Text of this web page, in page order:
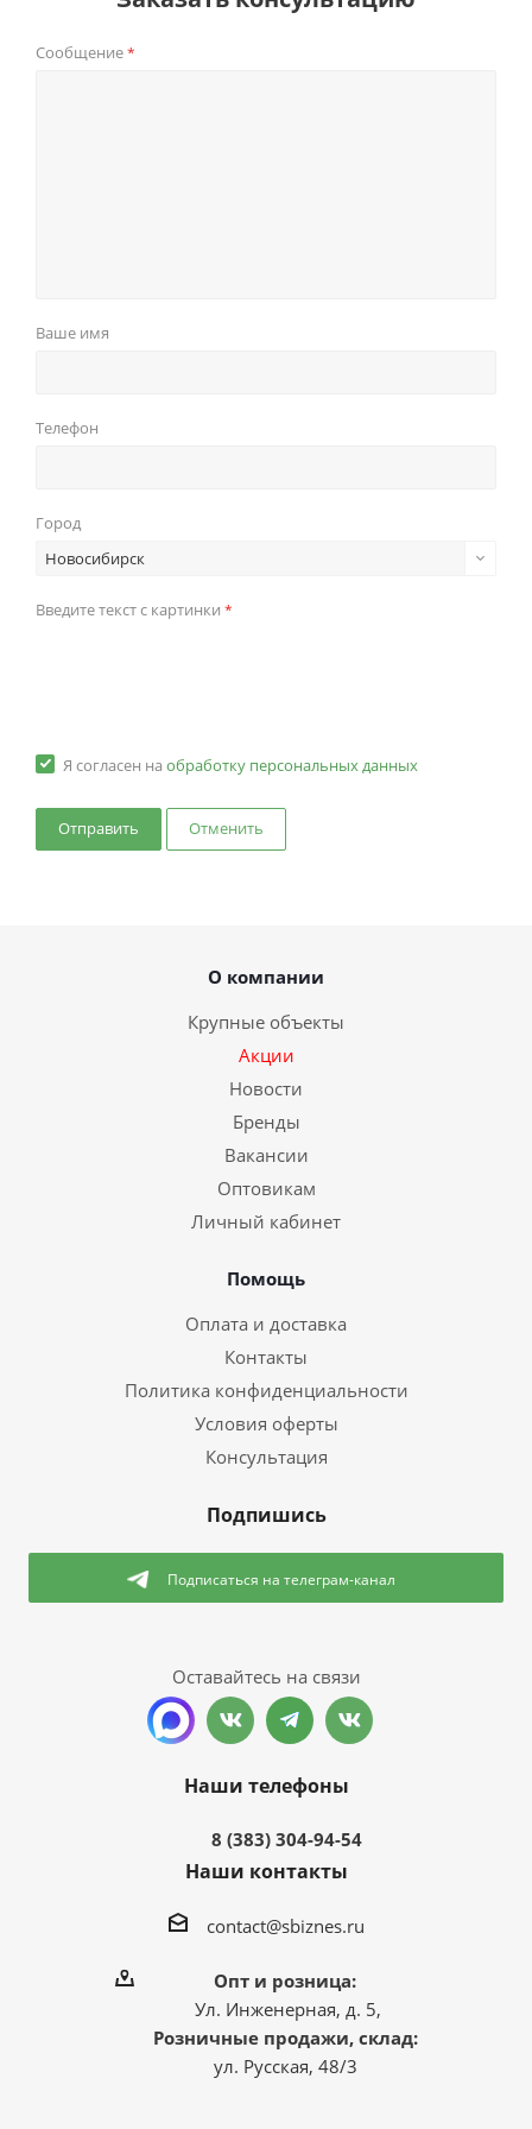
Сообщение*
Ваше имя
Телефон
Город
Новосибирск
Введите текст с картинки *
Я согласен на обработку персональных данных
Отменить
О компании
Крупные объекты
Акции
Новости
Бренды
Вакансии
Оптовикам
Личный кабинет
Помощь
Оплата и доставка
Контакты
Политика конфиденциальности
Условия оферты
Консультация
Подпишись
Подписаться на телеграм-канал
Оставайтесь на связи
Наши телефоны
8 (383) 304-94-54
Наши контакты
contact@sbiznes.ru
Опт и розница:
Ул. Инженерная, д. 5,
Розничные продажи, склад:
ул. Русская, 48/3